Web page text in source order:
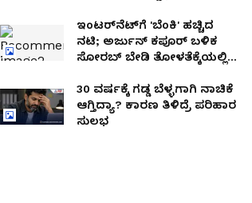
ಇಂಟರ್‌ನೆಟ್‌ಗೆ 'ಬೆಂಕಿ' ಹಚ್ಚಿದ
ನಟಿ; ಅರ್ಜುನ್ ಕಪೂರ್ ಬಳಿಕ
ಸೋರಬ್ ಬೇಡಿ ತೋಳತೆಕ್ಕೆಯಲ್ಲಿ
30 ವರ್ಷಕ್ಕೆ ಗಡ್ಡ ಬೆಳ್ಳಗಾಗಿ ನಾಚಿಕೆ
ಆಗ್ತಿದ್ಯಾ? ಕಾರಣ ತಿಳಿದ್ರೆ ಪರಿಹಾರ
ಸುಲಭ